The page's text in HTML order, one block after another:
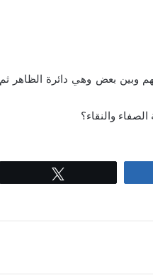
وبين بعض وهي دائرة الظاهر ثم
والنقاء؟